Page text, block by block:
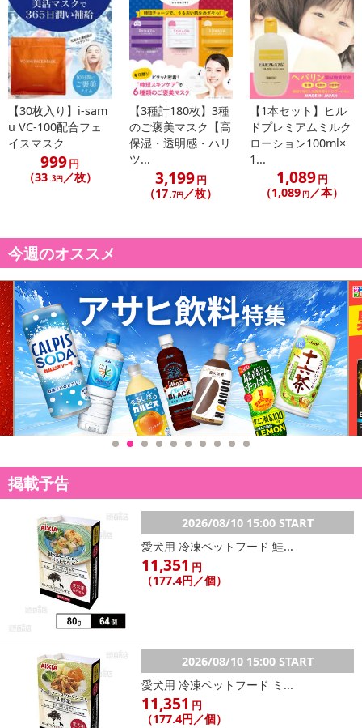
※配送形態がメール便の商品については、商品の発送完了後、配送
伝票番号がマイページに表示されない場合もございます。
【配送日時の指定について】
※配送日時の指定が可能な商品の場合、商品によってご指定できる
配送日、配送時間が異なる可能性がございます。
カート機能をご利用の場合は、配送日時指定をご利用いただけませ
ん。
発送日カレンダー
休業日
■その他共通および商品カテゴリー別注意事項（※必ずご確認くだ
さい）
【30枚入り】i-sam
u VC-100配合フェ
イスマスク
999円
（33.3円／枚）
【3種計180枚】3種
のご褒美マスク【高
保湿・透明感・ハリ
ツ...
3,199円
（17.7円／枚）
【1本セット】ヒル
ドプレミアムミルク
ローション100ml×
1...
1,089円
（1,089 円／本）
今週のオススメ
掲載予告
2026/08/10 15:00 START
愛犬用 冷凍ペットフード 鮭...
11,351 円
（177.4円／個）
2026/08/10 15:00 START
愛犬用 冷凍ペットフード ミ...
11,351 円
（177.4円／個）